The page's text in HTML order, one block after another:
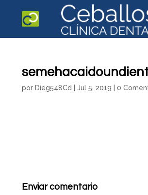
por Dieg548Cd Jul 5, 2019 0
Enviar comentario